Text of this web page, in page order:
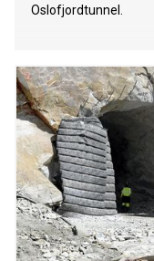
Oslofjordtunnel.